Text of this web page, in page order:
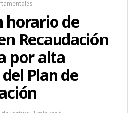
horario de
Recaudación
por alta
Plan de